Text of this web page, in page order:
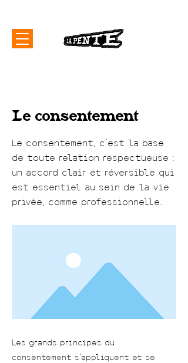
Le consentement
Le consentement, c'est la base
de toute relation respectueuse :
un accord clair et réversible qui
est essentiel au sein de la vie
privée, comme professionnelle.
Les grands principes du
consentement s’appliquent et se